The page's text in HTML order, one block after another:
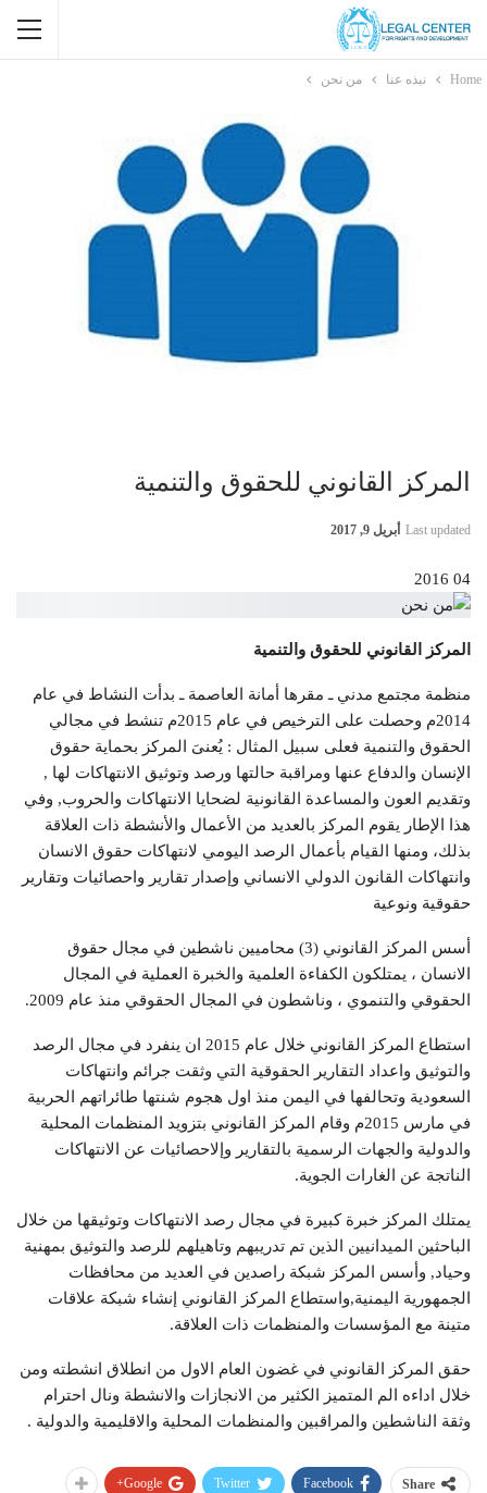
Home نبذه عنا من نحن
المركز القانوني للحقوق والتنمية
Last updated أبريل 9, 2017
04 2016
المركز القانوني للحقوق والتنمية
منظمة مجتمع مدني ـ مقرها أمانة العاصمة ـ بدأت النشاط في عام
2014م وحصلت على الترخيص في عام 2015م تنشط في مجالي
الحقوق والتنمية فعلى سبيل المثال : يُعنىَ المركز بحماية حقوق
الإنسان والدفاع عنها ومراقبة حالتها ورصد وتوثيق الانتهاكات لها ,
وتقديم العون والمساعدة القانونية لضحايا الانتهاكات والحروب, وفي
هذا الإطار يقوم المركز بالعديد من الأعمال والأنشطة ذات العلاقة
بذلك، ومنها القيام بأعمال الرصد اليومي لانتهاكات حقوق الانسان
وانتهاكات القانون الدولي الانساني وإصدار تقارير واحصائيات وتقارير
حقوقية ونوعية
أسس المركز القانوني (3) محاميين ناشطين في مجال حقوق
الانسان ، يمتلكون الكفاءة العلمية والخبرة العملية في المجال
الحقوقي والتنموي ، وناشطون في المجال الحقوقي منذ عام 2009.
استطاع المركز القانوني خلال عام 2015 ان ينفرد في مجال الرصد
والتوثيق واعداد التقارير الحقوقية التي وثقت جرائم وانتهاكات
السعودية وتحالفها في اليمن منذ اول هجوم شنتها طائراتهم الحربية
في مارس 2015م وقام المركز القانوني بتزويد المنظمات المحلية
والدولية والجهات الرسمية بالتقارير وإلاحصائيات عن الانتهاكات
الناتجة عن الغارات الجوية.
يمتلك المركز خبرة كبيرة في مجال رصد الانتهاكات وتوثيقها من خلال
الباحثين الميدانيين الذين تم تدريبهم وتاهيلهم للرصد والتوثيق بمهنية
وحياد, وأسس المركز شبكة راصدين في العديد من محافظات
الجمهورية اليمنية,واستطاع المركز القانوني إنشاء شبكة علاقات
متينة مع المؤسسات والمنظمات ذات العلاقة.
حقق المركز القانوني في غضون العام الاول من انطلاق انشطته ومن
خلال اداءه الم المتميز الكثير من الانجازات والانشطة ونال احترام
وثقة الناشطين والمراقبين والمنظمات المحلية والاقليمية والدولية .
Share
Facebook
Twitter
Google+